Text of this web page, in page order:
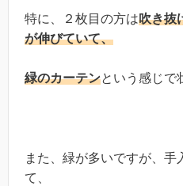
特に、２枚目の方は吹き抜
が伸びていて、
緑のカーテンという感じで
また、緑が多いですが、手
て、